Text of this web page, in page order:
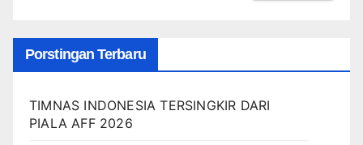
Porstingan Terbaru
TIMNAS INDONESIA TERSINGKIR DARI
PIALA AFF 2026